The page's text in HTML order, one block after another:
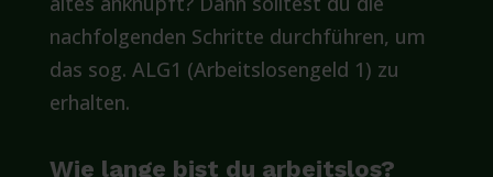
nachfolgenden Schritte durchführen, um
das sog. ALG1 (Arbeitslosengeld 1) zu
erhalten.
Wie lange bist du arbeitslos?